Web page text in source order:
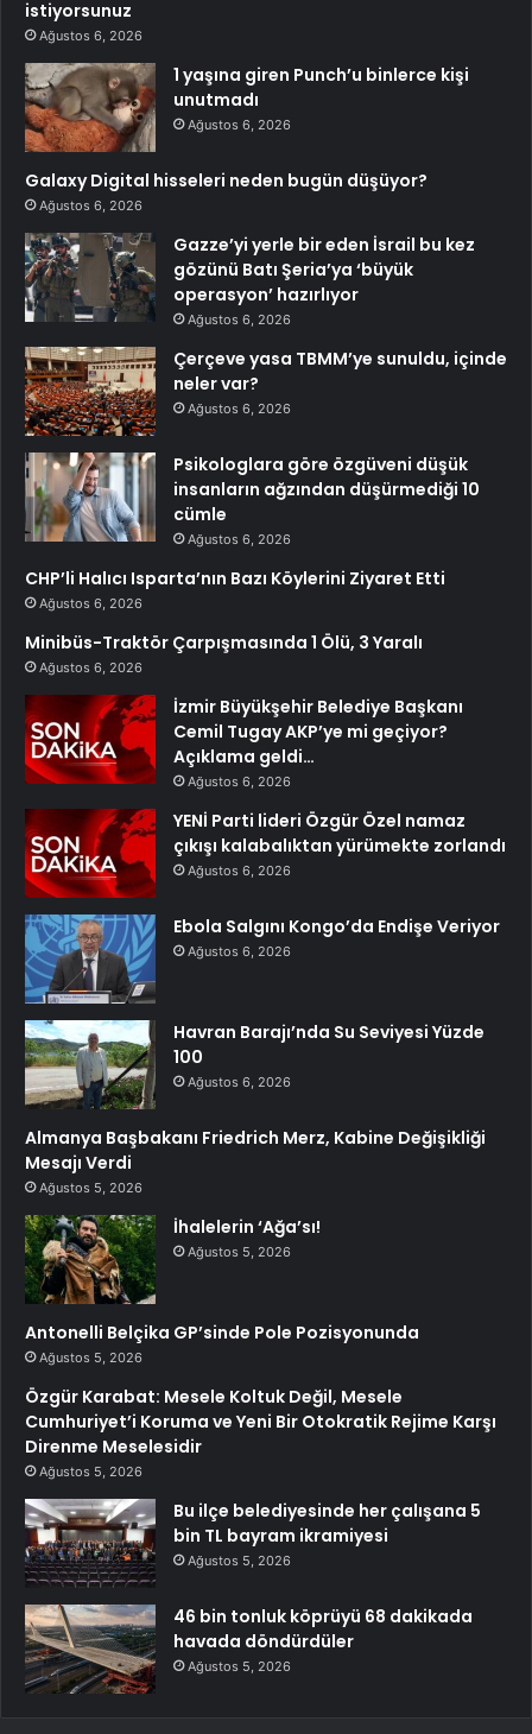
istiyorsunuz
Ağustos 6, 2026
1 yaşına giren Punch’u binlerce kişi
unutmadı
Ağustos 6, 2026
Galaxy Digital hisseleri neden bugün düşüyor?
Ağustos 6, 2026
Gazze’yi yerle bir eden İsrail bu kez
gözünü Batı Şeria’ya ‘büyük
operasyon’ hazırlıyor
Ağustos 6, 2026
Çerçeve yasa TBMM’ye sunuldu, içinde
neler var?
Ağustos 6, 2026
Psikologlara göre özgüveni düşük
insanların ağzından düşürmediği 10
cümle
Ağustos 6, 2026
CHP’li Halıcı Isparta’nın Bazı Köylerini Ziyaret Etti
Ağustos 6, 2026
Minibüs-Traktör Çarpışmasında 1 Ölü, 3 Yaralı
Ağustos 6, 2026
İzmir Büyükşehir Belediye Başkanı
Cemil Tugay AKP’ye mi geçiyor?
Açıklama geldi…
Ağustos 6, 2026
YENİ Parti lideri Özgür Özel namaz
çıkışı kalabalıktan yürümekte zorlandı
Ağustos 6, 2026
Ebola Salgını Kongo’da Endişe Veriyor
Ağustos 6, 2026
Havran Barajı’nda Su Seviyesi Yüzde
100
Ağustos 6, 2026
Almanya Başbakanı Friedrich Merz, Kabine Değişikliği
Mesajı Verdi
Ağustos 5, 2026
İhalelerin ‘Ağa’sı!
Ağustos 5, 2026
Antonelli Belçika GP’sinde Pole Pozisyonunda
Ağustos 5, 2026
Özgür Karabat: Mesele Koltuk Değil, Mesele
Cumhuriyet’i Koruma ve Yeni Bir Otokratik Rejime Karşı
Direnme Meselesidir
Ağustos 5, 2026
Bu ilçe belediyesinde her çalışana 5
bin TL bayram ikramiyesi
Ağustos 5, 2026
46 bin tonluk köprüyü 68 dakikada
havada döndürdüler
Ağustos 5, 2026